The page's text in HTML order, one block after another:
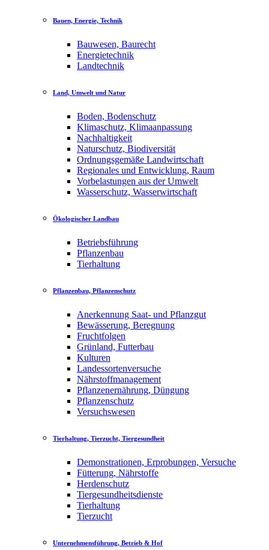
Bauen, Energie, Technik
Bauwesen, Baurecht
Energietechnik
Landtechnik
Land, Umwelt und Natur
Boden, Bodenschutz
Klimaschutz, Klimaanpassung
Nachhaltigkeit
Naturschutz, Biodiversität
Ordnungsgemäße Landwirtschaft
Regionales und Entwicklung, Raum
Vorbelastungen aus der Umwelt
Wasserschutz, Wasserwirtschaft
Ökologischer Landbau
Betriebsführung
Pflanzenbau
Tierhaltung
Pflanzenbau, Pflanzenschutz
Anerkennung Saat- und Pflanzgut
Bewässerung, Beregnung
Fruchtfolgen
Grünland, Futterbau
Kulturen
Landessortenversuche
Nährstoffmanagement
Pflanzenernährung, Düngung
Pflanzenschutz
Versuchswesen
Tierhaltung, Tierzucht, Tiergesundheit
Demonstrationen, Erprobungen, Versuche
Fütterung, Nährstoffe
Herdenschutz
Tiergesundheitsdienste
Tierhaltung
Tierzucht
Unternehmensführung, Betrieb & Hof